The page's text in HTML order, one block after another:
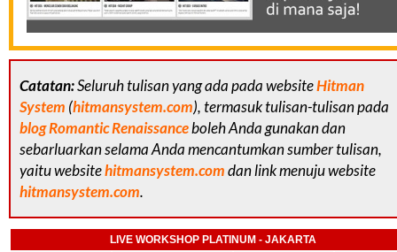
Catatan:Seluruh tulisan yang ada pada websiteHitman
System (hitmansystem.com), termasuk tulisan-tulisan pada
blog Romantic Renaissanceboleh Anda gunakan dan
sebarluarkan selama Anda mencantumkan sumber tulisan,
yaitu websitehitmansystem.comdan link menuju website
hitmansystem.com.
LIVE WORKSHOP PLATINUM - JAKARTA